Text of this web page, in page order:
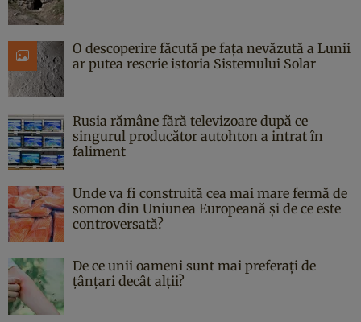
O descoperire făcută pe fața nevăzută a Lunii
ar putea rescrie istoria Sistemului Solar
Rusia rămâne fără televizoare după ce
singurul producător autohton a intrat în
faliment
Unde va fi construită cea mai mare fermă de
somon din Uniunea Europeană și de ce este
controversată?
De ce unii oameni sunt mai preferați de
țânțari decât alții?